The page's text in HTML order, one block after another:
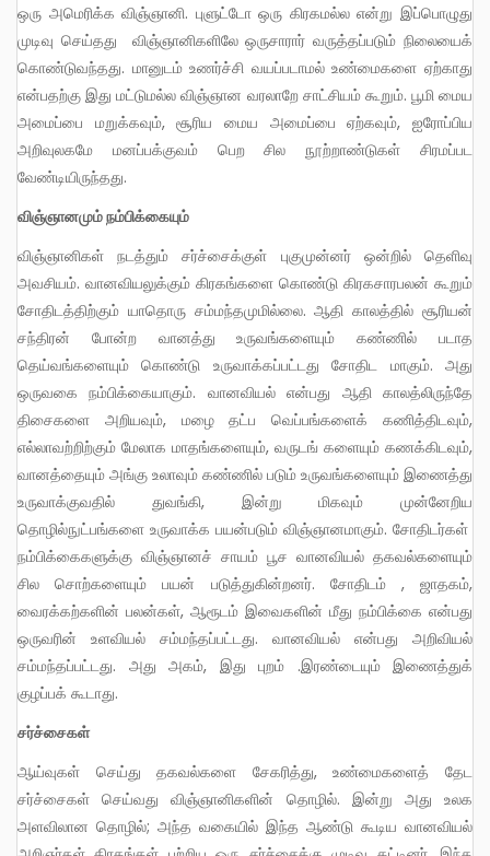
ஒரு அமெரிக்க விஞ்ஞானி. புளுட்டோ ஒரு கிரகமல்ல என்று இப்பொழுது
முடிவு செய்தது விஞ்ஞானிகளிலே ஒருசாரார் வருத்தப்படும் நிலையைக்
கொண்டுவந்தது. மானுடம் உணர்ச்சி வயப்படாமல் உண்மைகளை ஏற்காது
என்பதற்கு இது மட்டுமல்ல விஞ்ஞான வரலாறே சாட்சியம் கூறும். பூமி மைய
அமைப்பை மறுக்கவும், சூரிய மைய அமைப்பை ஏற்கவும், ஐரோப்பிய
அறிவுலகமே மனப்பக்குவம் பெற சில நூற்றாண்டுகள் சிரமப்பட
வேண்டியிருந்தது.
விஞ்ஞானமும் நம்பிக்கையும்
விஞ்ஞானிகள் நடத்தும் சர்ச்சைக்குள் புகுமுன்னர் ஒன்றில் தெளிவு
அவசியம். வானவியலுக்கும் கிரகங்களை கொண்டு கிரகசாரபலன் கூறும்
சோதிடத்திற்கும் யாதொரு சம்மந்தமுமில்லை. ஆதி காலத்தில் சூரியன்
சந்திரன் போன்ற வானத்து உருவங்களையும் கண்ணில் படாத
தெய்வங்களையும் கொண்டு உருவாக்கப்பட்டது சோதிட மாகும். அது
ஒருவகை நம்பிக்கையாகும். வானவியல் என்பது ஆதி காலத்லிருந்தே
திசைகளை அறியவும், மழை தட்ப வெப்பங்களைக் கணித்திடவும்,
எல்லாவற்றிற்கும் மேலாக மாதங்களையும், வருடங் களையும் கணக்கிடவும்,
வானத்தையும் அங்கு உலாவும் கண்ணில் படும் உருவங்களையும் இணைத்து
உருவாக்குவதில் துவங்கி, இன்று மிகவும் முன்னேறிய
தொழில்நுட்பங்களை உருவாக்க பயன்படும் விஞ்ஞானமாகும். சோதிடர்கள்
நம்பிக்கைகளுக்கு விஞ்ஞானச் சாயம் பூச வானவியல் தகவல்களையும்
சில சொற்களையும் பயன் படுத்துகின்றனர். சோதிடம் , ஜாதகம்,
வைரக்கற்களின் பலன்கள், ஆரூடம் இவைகளின் மீது நம்பிக்கை என்பது
ஒருவரின் உளவியல் சம்மந்தப்பட்டது. வானவியல் என்பது அறிவியல்
சம்மந்தப்பட்டது. அது அகம், இது புறம் .இரண்டையும் இணைத்துக்
குழப்பக் கூடாது.
சர்ச்சைகள்
ஆய்வுகள் செய்து தகவல்களை சேகரித்து, உண்மைகளைத் தேட
சர்ச்சைகள் செய்வது விஞ்ஞானிகளின் தொழில். இன்று அது உலக
அளவிலான தொழில்; அந்த வகையில் இந்த ஆண்டு கூடிய வானவியல்